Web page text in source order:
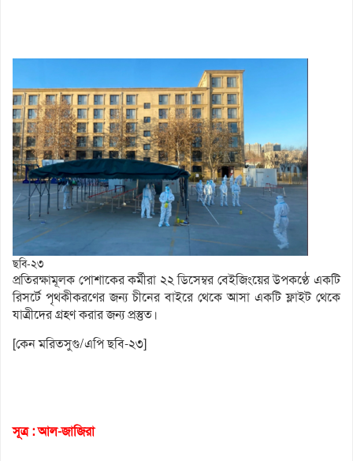
ছবি-২৩
প্রতিরক্ষামূলক পোশাকের কর্মীরা ২২ ডিসেম্বর বেইজিংয়ের উপকণ্ঠে একটি
রিসর্টে পৃথকীকরণের জন্য চীনের বাইরে থেকে আসা একটি ফ্লাইট থেকে
যাত্রীদের গ্রহণ করার জন্য প্রস্তুত।
[কেন মরিতসুগু/এপি ছবি-২৩]
সূত্র : আল-জাজিরা